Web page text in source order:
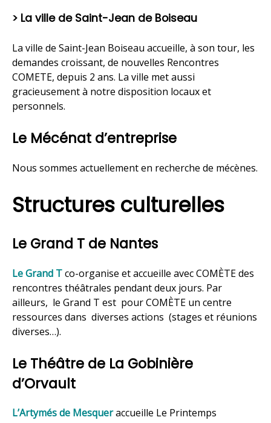
> La ville de Saint-Jean de Boiseau
La ville de Saint-Jean Boiseau accueille, à son tour, les
demandes croissant, de nouvelles Rencontres
COMETE, depuis 2 ans. La ville met aussi
gracieusement à notre disposition locaux et
personnels.
Le Mécénat d’entreprise
Nous sommes actuellement en recherche de mécènes.
Structures culturelles
Le Grand T de Nantes
Le Grand Tco-organise et accueille avec COMÈTE des
rencontres théâtrales pendant deux jours. Par
ailleurs, le Grand T est pour COMÈTE un centre
ressources dans diverses actions (stages et réunions
diverses…).
Le Théâtre de La Gobinière
d’Orvault
L’Artymés de Mesqueraccueille Le Printemps